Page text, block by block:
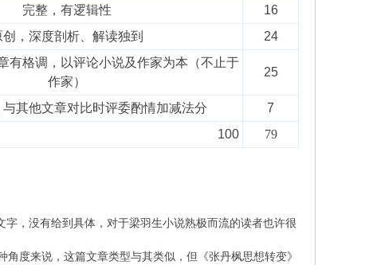
完整，有逻辑性
16
创，深度剖析、解读独到 24
有格调，以评论小说及作家为本（不止于
作家）
25
其他文章对比时评委酌情加减法分
7
100 79
，没有给到具体，对于梁羽生小说熟极而流的读者也许很
度来说，这篇文章类型与其类似，但《张丹枫思想转变》